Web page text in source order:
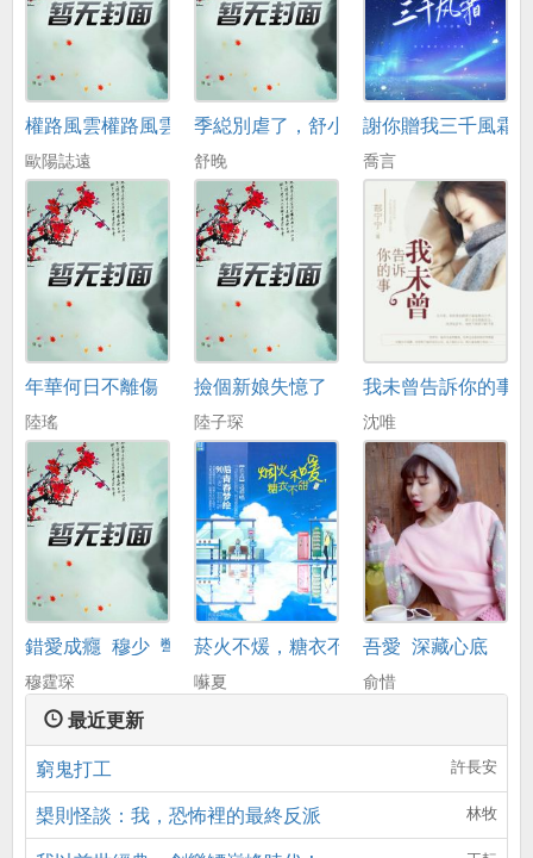
權路風雲權路風雲
歐陽誌遠
季縂別虐了，舒小姐已嫁人
舒晚
謝你贈我三千風霜
喬言
年華何日不離傷
陸瑤
撿個新娘失憶了
陸子琛
我未曾告訴你的事
沈唯
錯愛成癮_穆少_彆來無恙
穆霆琛
菸火不煖，糖衣不甜
囌夏
吾愛_深藏心底
俞惜
最近更新
窮鬼打工
許長安
槼則怪談：我，恐怖裡的最終反派 林牧